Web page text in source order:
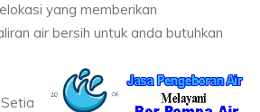
yang memberikan
air bersih untuk anda butuhkan